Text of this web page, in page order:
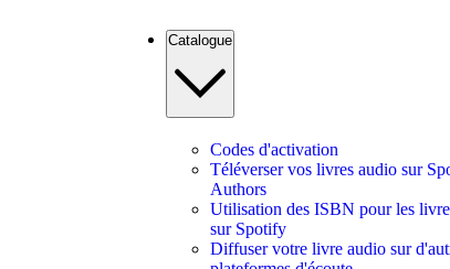
Catalogue
Codes d'activation
Téléverser vos livres audio sur
Authors
Utilisation des ISBN pour les
sur Spotify
Diffuser votre livre audio sur